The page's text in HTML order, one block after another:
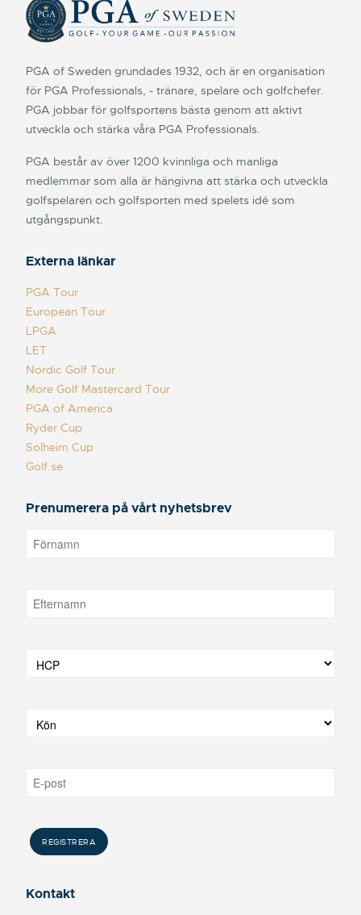
PGA of Sweden grundades 1932, och är en organisation
för PGA Professionals, - tränare, spelare och golfchefer.
PGA jobbar för golfsportens bästa genom att aktivt
utveckla och stärka våra PGA Professionals.
PGA består av över 1200 kvinnliga och manliga
medlemmar som alla är hängivna att stärka och utveckla
golfspelaren och golfsporten med spelets idé som
utgångspunkt.
Externa länkar
PGA Tour
European Tour
LPGA
LET
Nordic Golf Tour
More Golf Mastercard Tour
PGA of America
Ryder Cup
Solheim Cup
Golf.se
Prenumerera på vårt nyhetsbrev
Kontakt